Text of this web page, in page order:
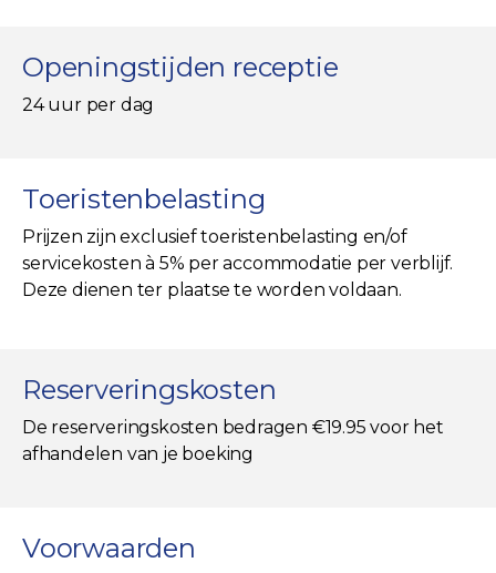
Openingstijden receptie
24 uur per dag
Toeristenbelasting
Prijzen zijn exclusief toeristenbelasting en/of
servicekosten à 5% per accommodatie per verblijf.
Deze dienen ter plaatse te worden voldaan.
Reserveringskosten
De reserveringskosten bedragen €19.95 voor het
afhandelen van je boeking
Voorwaarden